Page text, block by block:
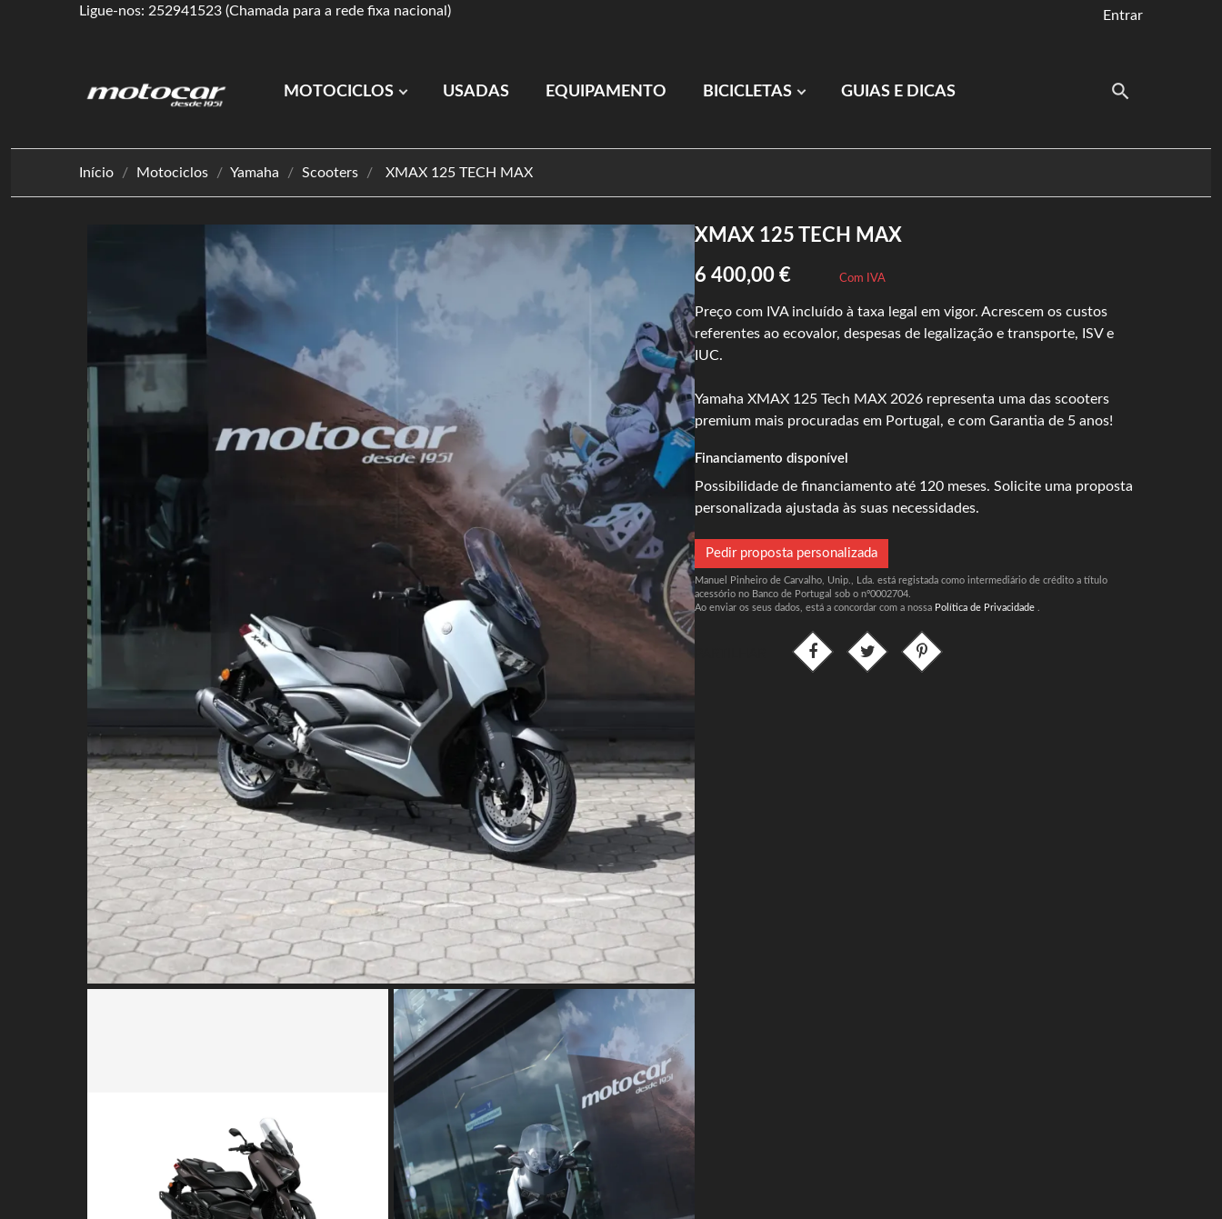
Ligue-nos: 252941523 (Chamada para a rede fixa nacional) Entrar
MOTOCICLOS USADAS EQUIPAMENTO BICICLETAS GUIAS E DICAS
Início Motociclos Yamaha Scooters XMAX 125 TECH MAX
XMAX 125 TECH MAX
6 400,00 €
Com IVA
Preço com IVA incluído à taxa legal em vigor. Acrescem os custos
referentes ao ecovalor, despesas de legalização e transporte, ISV e
IUC.
Yamaha XMAX 125 Tech MAX 2026 representa uma das scooters
premium mais procuradas em Portugal, e com Garantia de 5 anos!
Financiamento disponível
Possibilidade de financiamento até 120 meses. Solicite uma proposta
personalizada ajustada às suas necessidades.
Pedir proposta personalizada
Manuel Pinheiro de Carvalho, Unip., Lda. está registada como intermediário de crédito a título
acessório no Banco de Portugal sob o nº0002704.
Ao enviar os seus dados, está a concordar com a nossa Política de Privacidade